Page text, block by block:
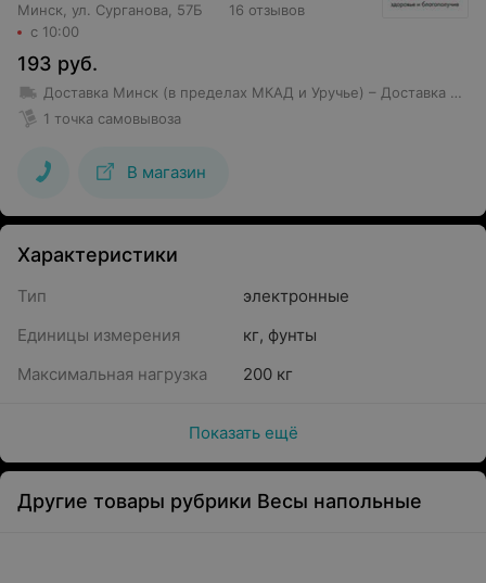
Минск, ул. Сурганова, 57Б
с 10:00
16 отзывов
193 руб.
Доставка Минск (в пределах МКАД и Уручье) – Доставка товаров стоимостью свыше 150 BYN в пределах МКАД, Уручье и Шабаны — бесплатно; – Доставка товаров стоимостью до 150 BYN в пределах МКАД, Уручье и Шабаны — 10 BYN; – Стоимость доставки в остальные районы — от 12 BYN (но не более 10 км от МКАД); – Доставка товаров стоимостью более 250 BYN за пределы МКАД, но не более 7 км осуществляется бесплатно
1 точка самовывоза
В магазин
Характеристики
Тип
электронные
Единицы измерения
кг, фунты
Максимальная нагрузка
200 кг
Показать ещё
Другие товары рубрики Весы напольные